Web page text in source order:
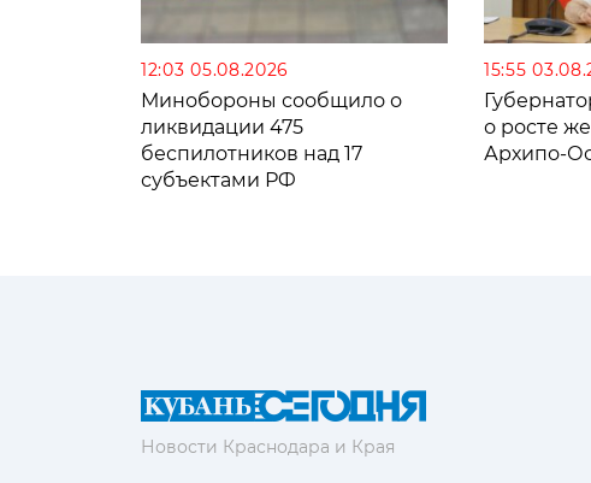
12:03 05.08.2026
Минобороны сообщило о
ликвидации 475
беспилотников над 17
субъектами РФ
15:55
о росте
Архипо-
Новости Краснодара и Края